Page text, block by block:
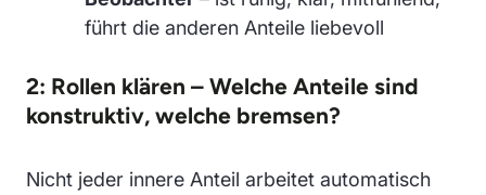
führt die anderen Anteile liebevoll
2: Rollen klären – Welche Anteile sind
konstruktiv, welche bremsen?
Nicht jeder innere Anteil arbeitet automatisch